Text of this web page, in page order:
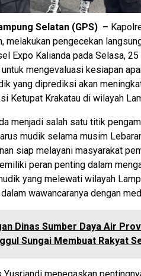
Selatan (GPS) –
melakukan pengecekan
Expo Kalianda pada Selasa,
mengevaluasi kesiapan
yang diprediksi akan
Ketupat Krakatau di wilayah
menjadi salah satu titik
mudik selama musim
siap melayani masyarakat
peran penting dalam
yang melewati wilayah
wawancaranya dengan
Dinas Sumber Daya Air
Sungai Membuat Rakyat
menegaskan